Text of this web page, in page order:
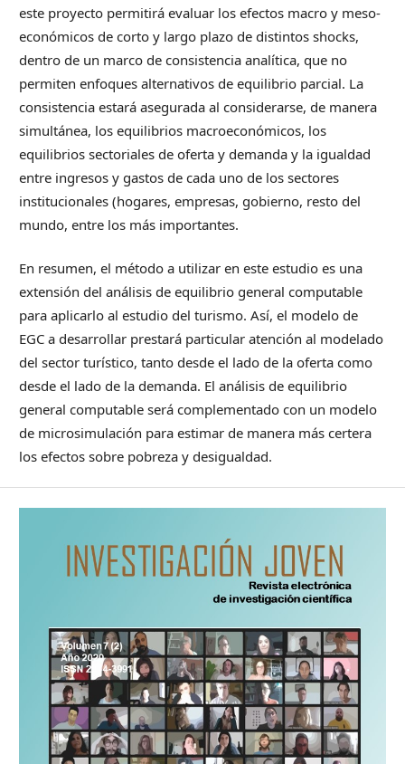
este proyecto permitirá evaluar los efectos macro y meso-
económicos de corto y largo plazo de distintos shocks,
dentro de un marco de consistencia analítica, que no
permiten enfoques alternativos de equilibrio parcial. La
consistencia estará asegurada al considerarse, de manera
simultánea, los equilibrios macroeconómicos, los
equilibrios sectoriales de oferta y demanda y la igualdad
entre ingresos y gastos de cada uno de los sectores
institucionales (hogares, empresas, gobierno, resto del
mundo, entre los más importantes.
En resumen, el método a utilizar en este estudio es una
extensión del análisis de equilibrio general computable
para aplicarlo al estudio del turismo. Así, el modelo de
EGC a desarrollar prestará particular atención al modelado
del sector turístico, tanto desde el lado de la oferta como
desde el lado de la demanda. El análisis de equilibrio
general computable será complementado con un modelo
de microsimulación para estimar de manera más certera
los efectos sobre pobreza y desigualdad.